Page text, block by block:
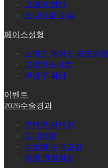
고양이 쌍재
포니테일 수술
페이스성형
노마드 페이스 리모델링
고압산소치료
반영구 화장
이벤트
2026수술경과
앞재건/뒤재건
포니테일
눈썹하 눈매교정
매몰 안검하수